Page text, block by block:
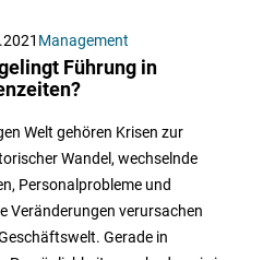
Management
Führung in
Welt gehören Krisen zur
Wandel, wechselnde
Personalprobleme und
Veränderungen verursachen
Gerade in